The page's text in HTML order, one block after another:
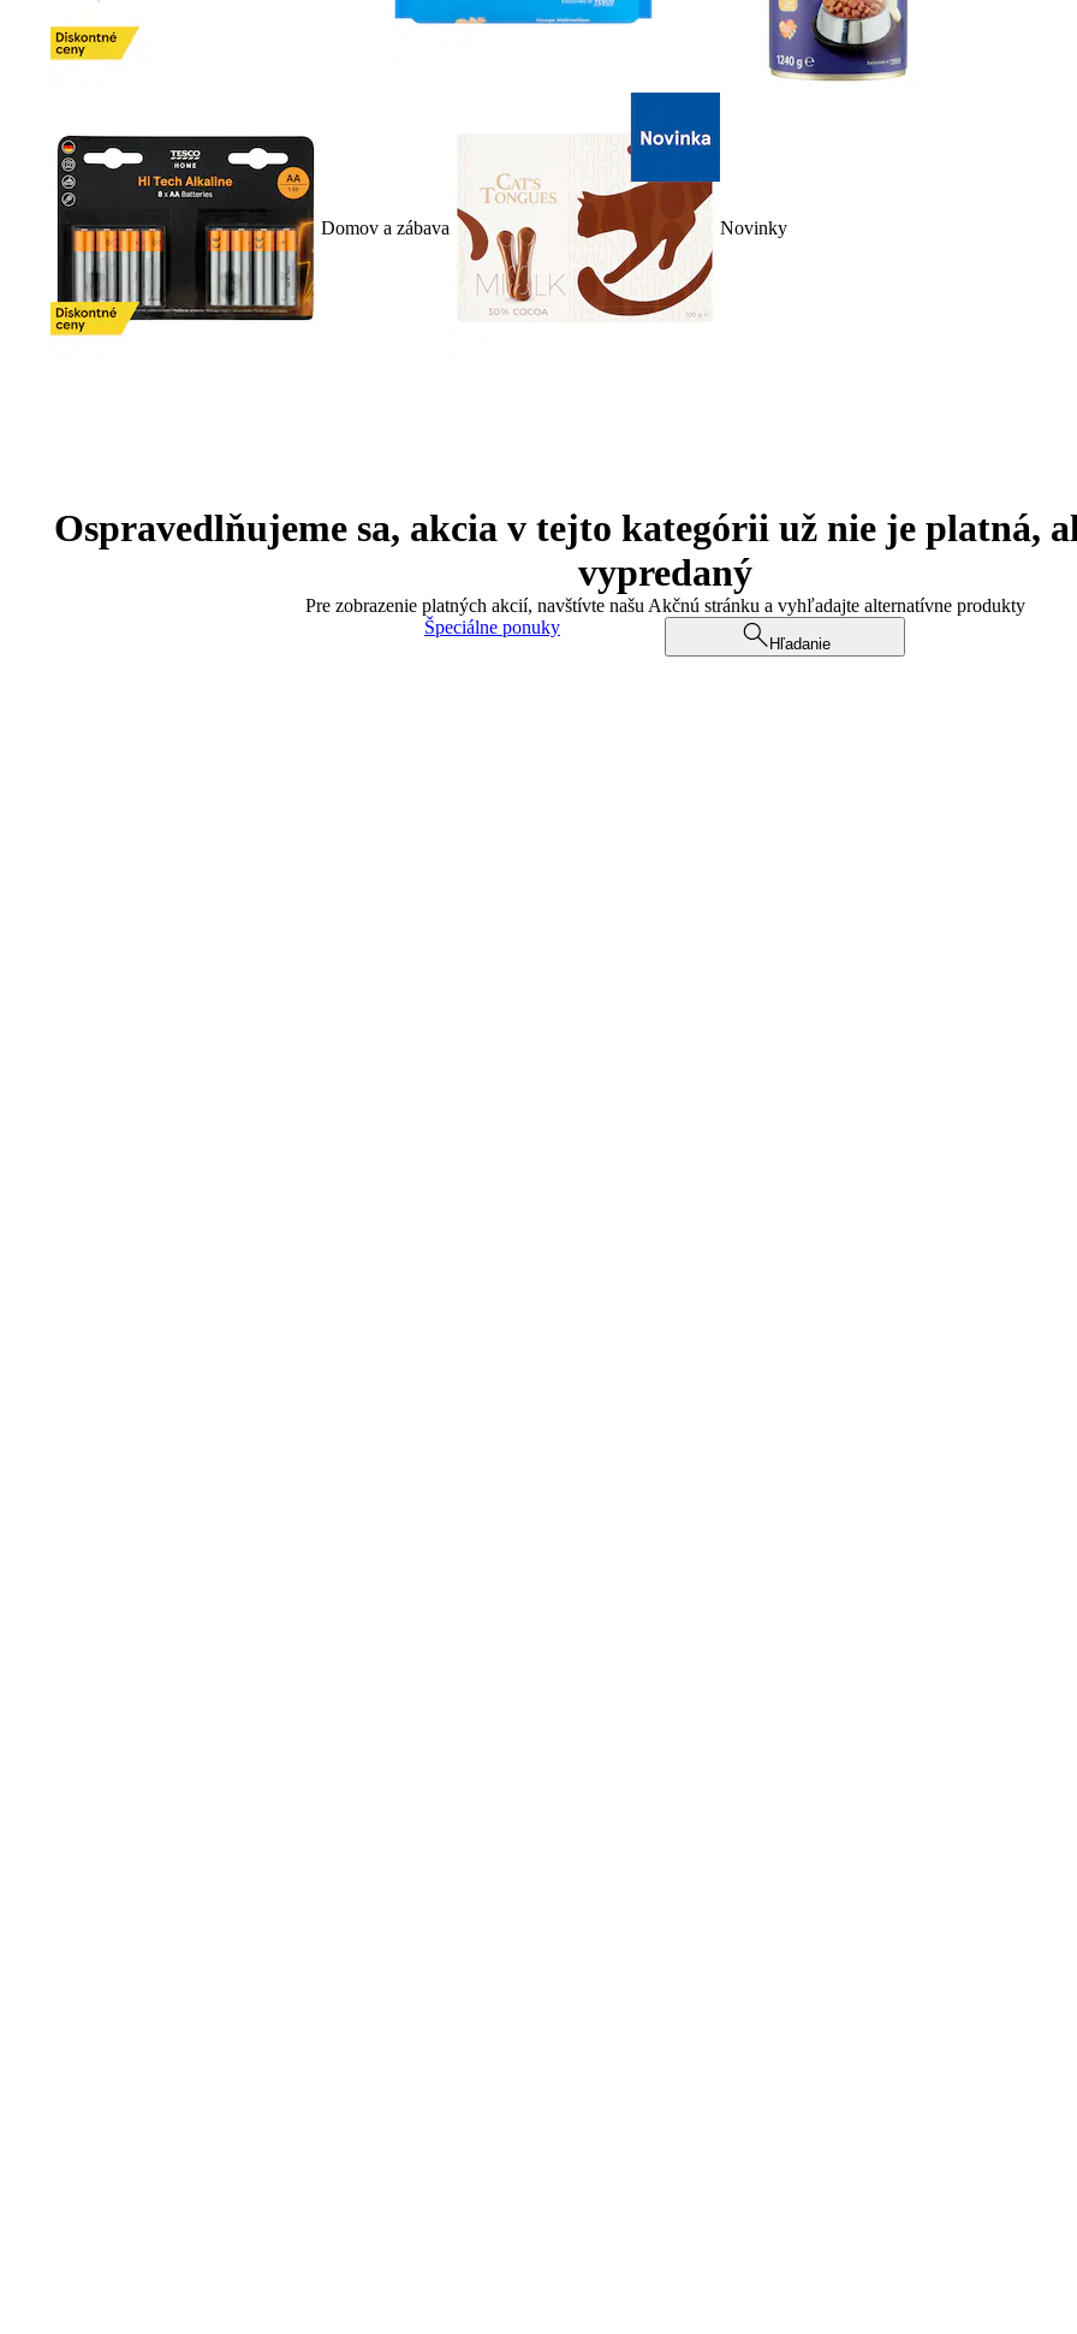
Domov a zábava Novinky
Ospravedlňujeme sa, akcia v tejto kategórii už nie je platná,
vypredaný
Pre zobrazenie platných akcií, navštívte našu Akčnú stránku a vyhľadajte alternatívne produkty
Špeciálne ponuky
Hľadanie